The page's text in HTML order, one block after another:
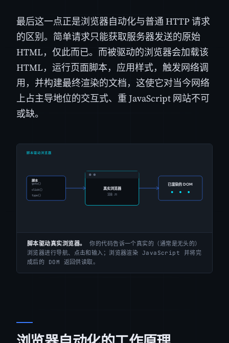
最后这一点正是浏览器自动化与普通 HTTP 请求
的区别。简单请求只能获取服务器发送的原始
HTML，仅此而已。而被驱动的浏览器会加载该
HTML，运行页面脚本，应用样式，触发网络调
用，并构建最终渲染的文档，这使它对当今网络
上占主导地位的交互式、重 JavaScript 网站不可
或缺。
脚本驱动真实浏览器。
你的代码告诉一个真实的（通常是无头的）
浏览器进行导航、点击和输入；浏览器渲染 JavaScript 并将完
成后的 DOM 返回供读取。